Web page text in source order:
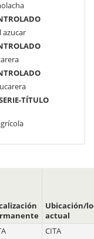
azucar
TÍTULO
Ubicación/
actual
CITA